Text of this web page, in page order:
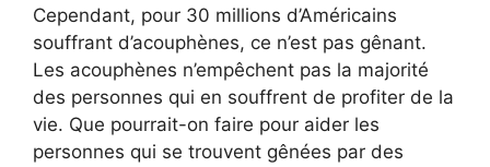
Cependant, pour 30 millions d’Américains
souffrant d’acouphènes, ce n’est pas gênant.
Les acouphènes n’empêchent pas la majorité
des personnes qui en souffrent de profiter de la
vie. Que pourrait-on faire pour aider les
personnes qui se trouvent gênées par des